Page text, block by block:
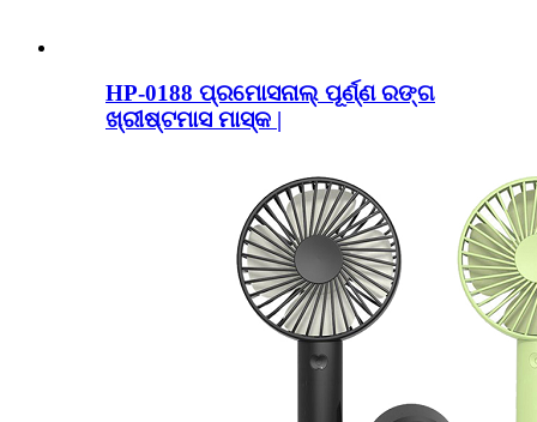
HP-0188 ପ୍ରମୋସନାଲ୍ ପୂର୍ଣ୍ଣ ରଙ୍ଗ
ଖ୍ରୀଷ୍ଟମାସ ମାସ୍କ |